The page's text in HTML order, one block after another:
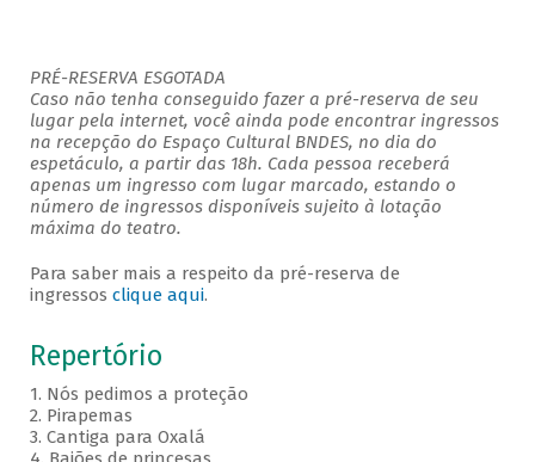
PRÉ-RESERVA ESGOTADA
Caso não tenha conseguido fazer a pré-reserva de seu
lugar pela internet, você ainda pode encontrar ingressos
na recepção do Espaço Cultural BNDES, no dia do
espetáculo, a partir das 18h. Cada pessoa receberá
apenas um ingresso com lugar marcado, estando o
número de ingressos disponíveis sujeito à lotação
máxima do teatro.
Para saber mais a respeito da pré-reserva de
ingressos clique aqui.
Repertório
1. Nós pedimos a proteção
2. Pirapemas
3. Cantiga para Oxalá